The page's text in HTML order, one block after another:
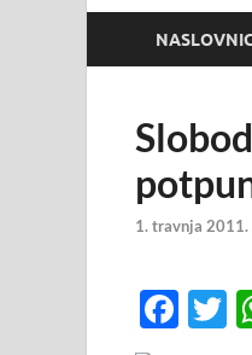
1. travnja 2011.
F
T